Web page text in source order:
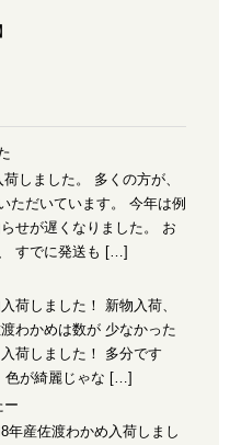
しました。 多くの方が、
ただいています。 今年は例
せが遅くなりました。 お
すでに発送も […]
荷しました！ 新物入荷、
わかめは数が 少なかった
荷しました！ 多分です
色が綺麗じゃな […]
ー
年産佐渡わかめ入荷しまし